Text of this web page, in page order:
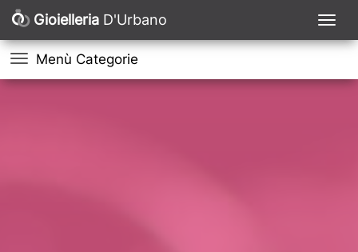
Gioielleria D'Urbano
Menù Categorie